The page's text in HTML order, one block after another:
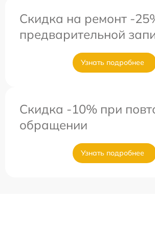
Скидка на ремонт -
предварительной
Узнать подробнее
Скидка -10% при
обращении
Узнать подробнее